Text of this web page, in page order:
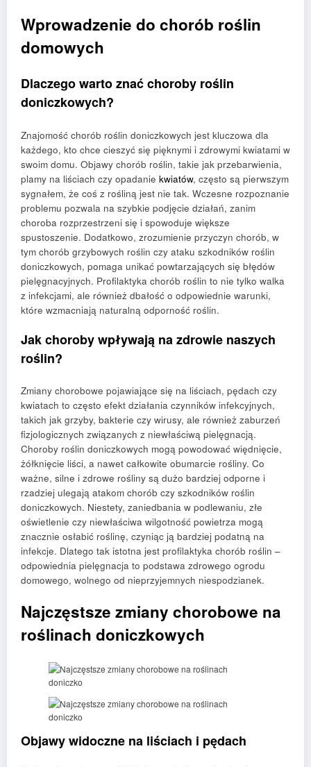
Wprowadzenie do chorób roślin
domowych
Dlaczego warto znać choroby roślin
doniczkowych?
Znajomość chorób roślin doniczkowych jest kluczowa dla
każdego, kto chce cieszyć się pięknymi i zdrowymi kwiatami w
swoim domu. Objawy chorób roślin, takie jak przebarwienia,
plamy na liściach czy opadanie kwiatów, często są pierwszym
sygnałem, że coś z rośliną jest nie tak. Wczesne rozpoznanie
problemu pozwala na szybkie podjęcie działań, zanim
choroba rozprzestrzeni się i spowoduje większe
spustoszenie. Dodatkowo, zrozumienie przyczyn chorób, w
tym chorób grzybowych roślin czy ataku szkodników roślin
doniczkowych, pomaga unikać powtarzających się błędów
pielęgnacyjnych. Profilaktyka chorób roślin to nie tylko walka
z infekcjami, ale również dbałość o odpowiednie warunki,
które wzmacniają naturalną odporność roślin.
Jak choroby wpływają na zdrowie naszych
roślin?
Zmiany chorobowe pojawiające się na liściach, pędach czy
kwiatach to często efekt działania czynników infekcyjnych,
takich jak grzyby, bakterie czy wirusy, ale również zaburzeń
fizjologicznych związanych z niewłaściwą pielęgnacją.
Choroby roślin doniczkowych mogą powodować więdnięcie,
żółknięcie liści, a nawet całkowite obumarcie rośliny. Co
ważne, silne i zdrowe rośliny są dużo bardziej odporne i
rzadziej ulegają atakom chorób czy szkodników roślin
doniczkowych. Niestety, zaniedbania w podlewaniu, złe
oświetlenie czy niewłaściwa wilgotność powietrza mogą
znacznie osłabić roślinę, czyniąc ją bardziej podatną na
infekcje. Dlatego tak istotna jest profilaktyka chorób roślin –
odpowiednia pielęgnacja to podstawa zdrowego ogrodu
domowego, wolnego od nieprzyjemnych niespodzianek.
Najczęstsze zmiany chorobowe na
roślinach doniczkowych
Objawy widoczne na liściach i pędach